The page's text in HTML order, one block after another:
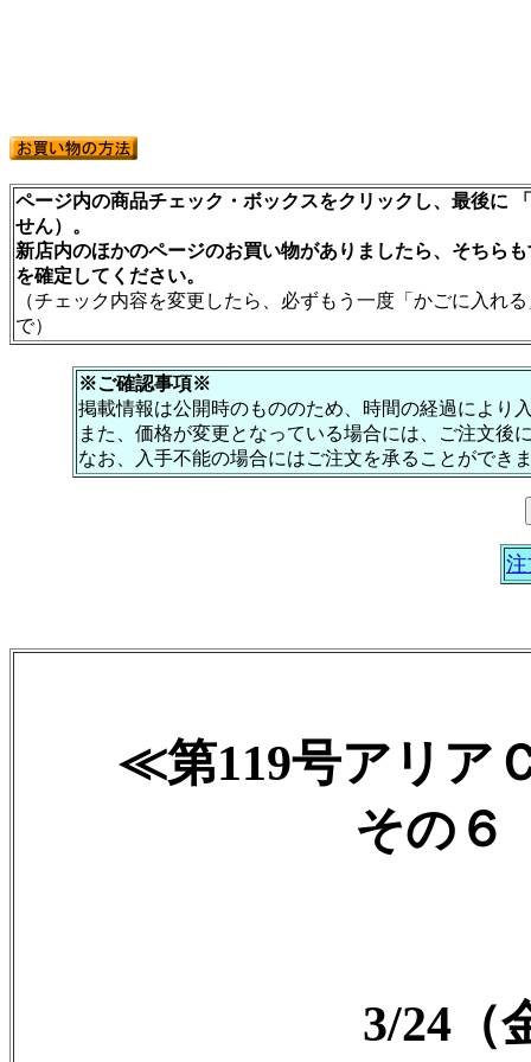
ページ内の商品チェック・ボックスをクリックし、最後に
せん）。
新店内のほかのページのお買い物がありましたら、そちら
を確定してください。
（チェック内容を変更したら、必ずもう一度「かごに入れ
で）
※ご確認事項※
掲載情報は公開時のもののため、時間の経過により
また、価格が変更となっている場合には、ご注文後
なお、入手不能の場合にはご注文を承ることができ
≪第119号アリア
その６
3/24（